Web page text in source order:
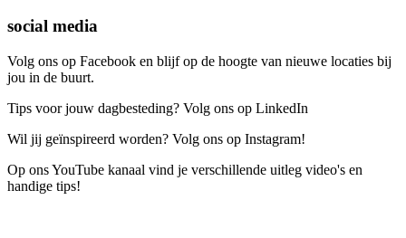
social media
Volg ons op Facebook en blijf op de hoogte van nieuwe locaties bij
jou in de buurt.
Tips voor jouw dagbesteding? Volg ons op LinkedIn
Wil jij geïnspireerd worden? Volg ons op Instagram!
Op ons YouTube kanaal vind je verschillende uitleg video's en
handige tips!